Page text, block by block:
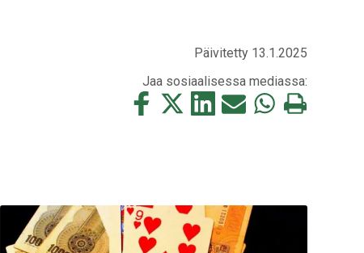
Päivitetty 13.1.2025
Jaa sosiaalisessa mediassa:
Jaa
tämä
Jaa
Jaa
tämä
Jaa
Jaa
Tulosta